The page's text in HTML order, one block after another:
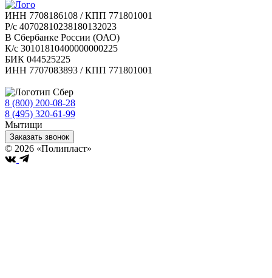
ИНН 7708186108 / КПП 771801001
Р/с 40702810238180132023
В Сбербанке России (ОАО)
К/с 30101810400000000225
БИК 044525225
ИНН 7707083893 / КПП 771801001
8 (800) 200-08-28
8 (495) 320-61-99
Мытищи
Заказать звонок
© 2026 «Полипласт»